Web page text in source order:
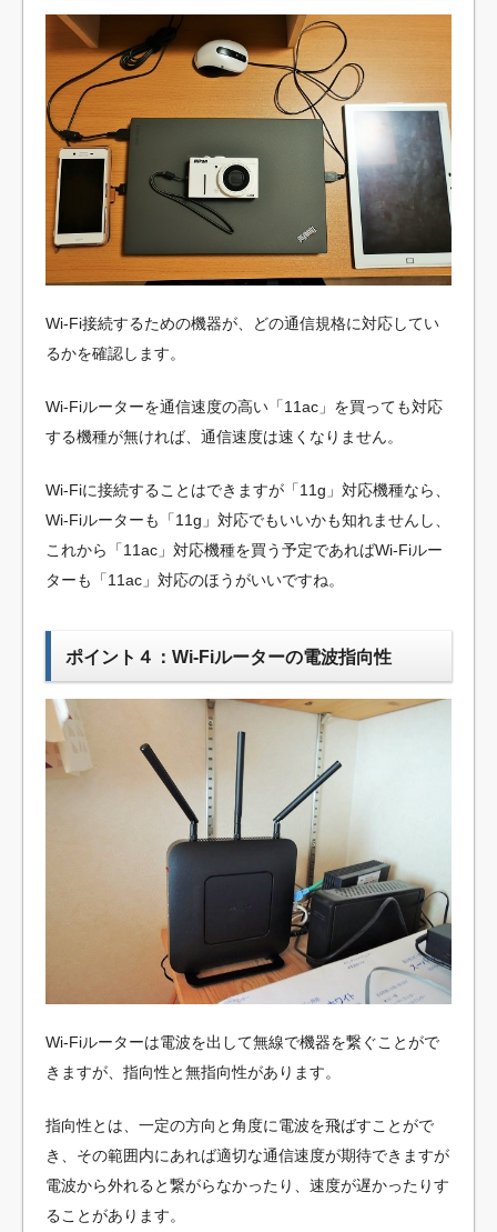
Wi-Fi接続するための機器が、どの通信規格に対応してい
るかを確認します。
Wi-Fiルーターを通信速度の高い「11ac」を買っても対応
する機種が無ければ、通信速度は速くなりません。
Wi-Fiに接続することはできますが「11g」対応機種なら、
Wi-Fiルーターも「11g」対応でもいいかも知れませんし、
これから「11ac」対応機種を買う予定であればWi-Fiルー
ターも「11ac」対応のほうがいいですね。
ポイント４：Wi-Fiルーターの電波指向性
Wi-Fiルーターは電波を出して無線で機器を繋ぐことがで
きますが、指向性と無指向性があります。
指向性とは、一定の方向と角度に電波を飛ばすことがで
き、その範囲内にあれば適切な通信速度が期待できますが
電波から外れると繋がらなかったり、速度が遅かったりす
ることがあります。